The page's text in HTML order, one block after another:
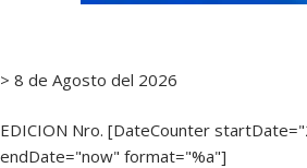
> 8 de Agosto del 2026
EDICION Nro. [DateCounter
endDate="now" format="%a"]